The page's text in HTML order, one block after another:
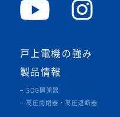
戸上電機の強み
製品情報
SOG開閉器
高圧開閉器・高圧遮断器